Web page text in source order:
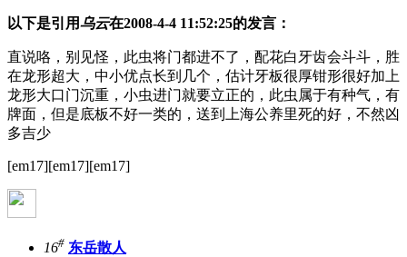
以下是引用乌云在2008-4-4 11:52:25的发言：
直说咯，别见怪，此虫将门都进不了，配花白牙齿会斗斗，胜
在龙形超大，中小优点长到几个，估计牙板很厚钳形很好加上
龙形大口门沉重，小虫进门就要立正的，此虫属于有种气，有
牌面，但是底板不好一类的，送到上海公养里死的好，不然凶
多吉少
[em17][em17][em17]
16# 东岳散人